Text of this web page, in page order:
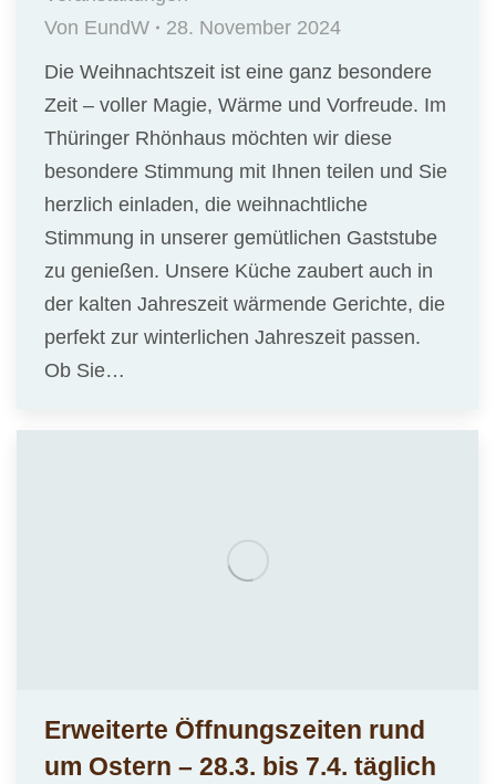
Von EundW
28. November 2024
Die Weihnachtszeit ist eine ganz besondere
Zeit – voller Magie, Wärme und Vorfreude. Im
Thüringer Rhönhaus möchten wir diese
besondere Stimmung mit Ihnen teilen und Sie
herzlich einladen, die weihnachtliche
Stimmung in unserer gemütlichen Gaststube
zu genießen. Unsere Küche zaubert auch in
der kalten Jahreszeit wärmende Gerichte, die
perfekt zur winterlichen Jahreszeit passen.
Ob Sie…
Erweiterte Öffnungszeiten rund
um Ostern – 28.3. bis 7.4. täglich